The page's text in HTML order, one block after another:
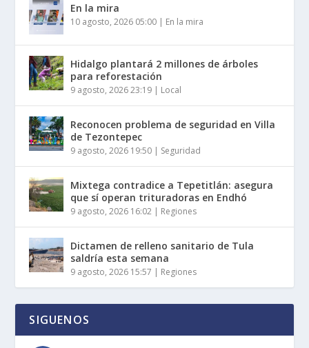
En la mira
10 agosto, 2026 05:00 | En la mira
Hidalgo plantará 2 millones de árboles
para reforestación
9 agosto, 2026 23:19 | Local
Reconocen problema de seguridad en Villa
de Tezontepec
9 agosto, 2026 19:50 | Seguridad
Mixtega contradice a Tepetitlán: asegura
que sí operan trituradoras en Endhó
9 agosto, 2026 16:02 | Regiones
Dictamen de relleno sanitario de Tula
saldría esta semana
9 agosto, 2026 15:57 | Regiones
SIGUENOS